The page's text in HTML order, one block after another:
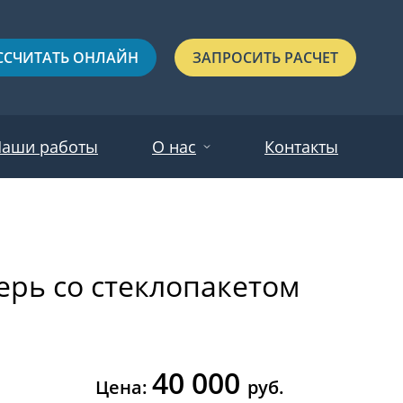
ОНЛАЙН ЗАПРОСИТЬ РАСЧЕТ
С выдавленным рисунком
работы О нас Контакты
со стеклопакетом
Цена: 40 000 руб.